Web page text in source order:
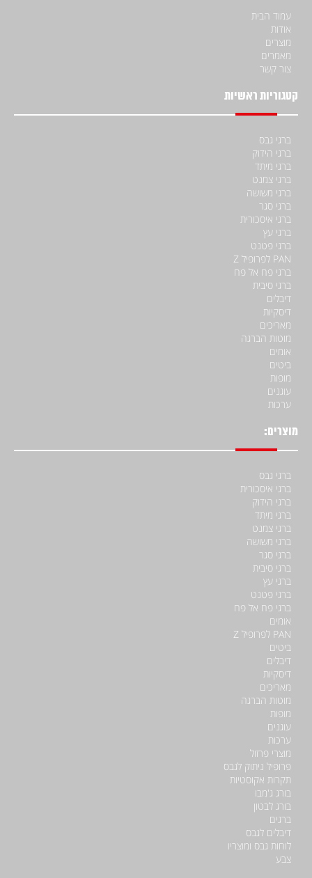
עמוד הבית
אודות
מוצרים
מאמרים
צור קשר
קטגוריות ראשיות
ברגי גבס
ברגי הידוק
ברגי מיתד
ברגי צמנט
ברגי משושה
ברגי סגר
ברגי איסכורית
ברגי עץ
ברגי פטנט
PAN לפרופיל Z
ברגי פח אל פח
ברגי סיבית
דיבלים
דיסקיות
מאריכים
מוטות הברגה
אומים
ביטים
מופות
עוגנים
ערכות
מוצרים:
ברגי גבס
ברגי איסכורית
ברגי הידוק
ברגי מיתד
ברגי צמנט
ברגי משושה
ברגי סגר
ברגי סיבית
ברגי עץ
ברגי פטנט
ברגי פח אל פח
אומים
PAN לפרופיל Z
ביטים
דיבלים
דיסקיות
מאריכים
מוטות הברגה
מופות
עוגנים
ערכות
מוצרי פרזול
פרופיל ניתוק לגבס
תקרות אקוסטיות
בורג ג'מבו
בורג לבטון
ברגים
דיבלים לגבס
לוחות גבס ומוצריו
צבע